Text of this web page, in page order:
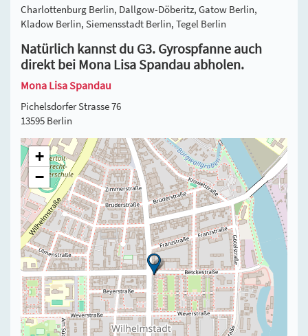
Charlottenburg Berlin, Dallgow-Döberitz, Gatow Berlin,
Kladow Berlin, Siemensstadt Berlin, Tegel Berlin
Natürlich kannst du G3. Gyrospfanne auch
direkt bei Mona Lisa Spandau abholen.
Mona Lisa Spandau
Pichelsdorfer Strasse 76
13595 Berlin
+
−